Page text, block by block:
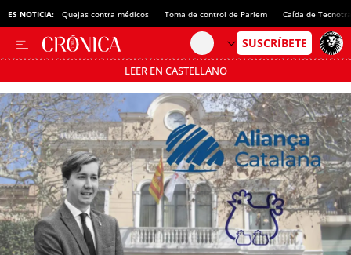
ES NOTICIA: Quejas contra médicos Toma de control de Parlem Caída de
LEER EN CASTELLANO
Pásate al MODO AHORRO